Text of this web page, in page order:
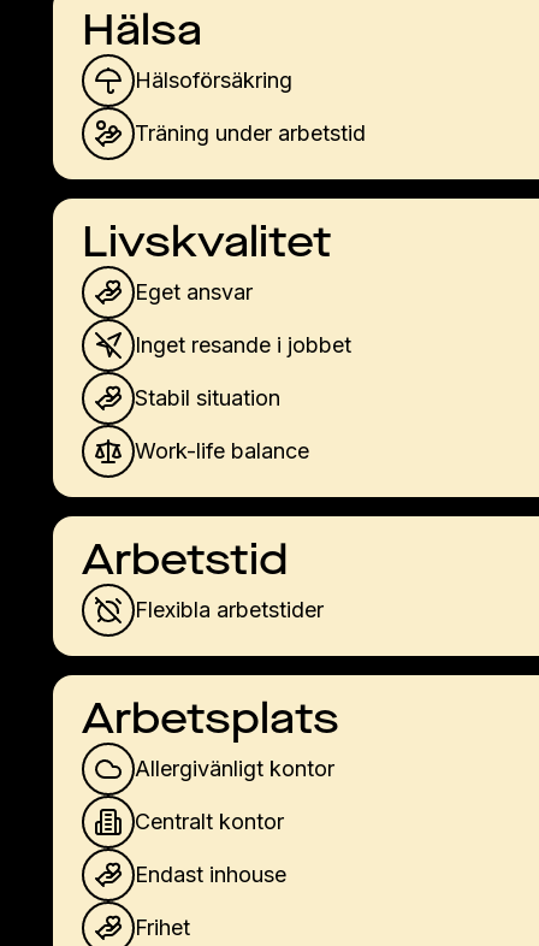
Hälsa
Hälsoförsäkring
Träning under arbetstid
Livskvalitet
Eget ansvar
Inget resande i jobbet
Stabil situation
Work-life balance
Arbetstid
Flexibla arbetstider
Arbetsplats
Allergivänligt kontor
Centralt kontor
Endast inhouse
Frihet